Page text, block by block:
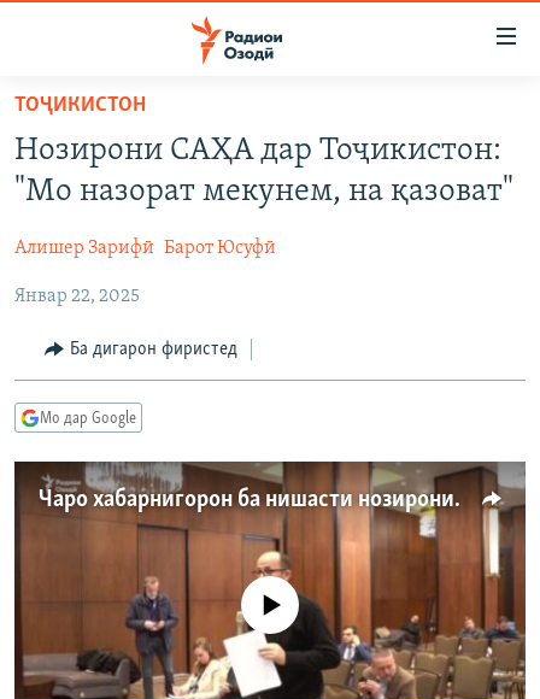
Ҷаҳиш
мояи
аслӣ
ба
аслӣ
Ҷаҳиш
ҷустор
СИЁСАТ
ҶОМЕА
ҚАЗИЯИ "КРОКУС"
ОСИЁИ МАРКАЗӢ
МЕҲМОНИ ОЗОДӢ
ВАРЗИШ
ГАПИ ОЗОД
РӮЗГОРИ МУҲОҶИР
САЛОМ, ХОҲАР
ТАҲҚИҚОТ
ҶАНГ ДАР УКРАИНА
НАЗАРИ МАРДУМ
БЛОГИСТОН
ОЗОДӢ ОНЛАЙН
ЧАНДРАСОНАӢ
ВИДЕО
НИГОРИСТОН
РӮЙХАТҲО
КИТОБҲОИ ОЗОДӢ
ПАЙГИРӢ КУНЕД
ТОҶИКИСТОН
Нозирони САҲА дар Тоҷикистон:
"Мо назорат мекунем, на қазоват"
Алишер Зарифӣ Барот Юсуфӣ
Январ 22, 2025
Ба дигарон фиристед
Мо дар Google
Чаро хабарнигорон ба нишасти нозирони интихоботӣ наомаданд?
Феълан кор намекунад